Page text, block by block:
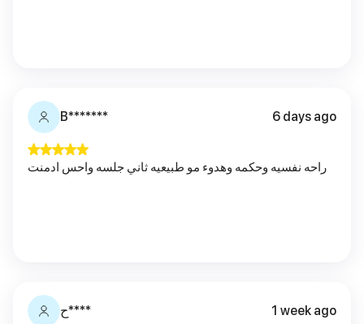
B******* 6 days ago
راحه نفسيه وحكمه وهدوء مو طبيعيه ثاني جلسه واحس ادمنت
ح**** 1 week ago